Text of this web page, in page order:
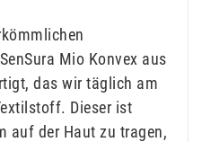
Mio Konvex aus
das wir täglich am
Dieser ist
auf der Haut zu tragen,